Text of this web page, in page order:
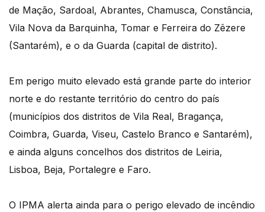
de Mação, Sardoal, Abrantes, Chamusca, Constância,
Vila Nova da Barquinha, Tomar e Ferreira do Zêzere
(Santarém), e o da Guarda (capital de distrito).
Em perigo muito elevado está grande parte do interior
norte e do restante território do centro do país
(municípios dos distritos de Vila Real, Bragança,
Coimbra, Guarda, Viseu, Castelo Branco e Santarém),
e ainda alguns concelhos dos distritos de Leiria,
Lisboa, Beja, Portalegre e Faro.
O IPMA alerta ainda para o perigo elevado de incêndio